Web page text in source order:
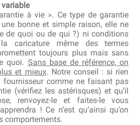
variable
à vie ». Ce type de garantie
bonne et simple raison, elle ne
de quoi ou de qui ?) ni conditions
caricature même des termes
toujours plus mais sans
quoi. Sans base de référence, on
et mieux. Notre conseil : si rien
fournisseur comme ne faisant pas
(vérifiez les astérisques) et qu’il
renvoyez-le et faites-le vous
! Ce n’est qu’ainsi qu’on
comportements.